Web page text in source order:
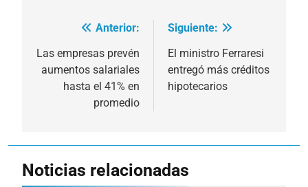
Navegación
de
entradas
Anterior:
Las empresas prevén
aumentos salariales
hasta el 41% en
promedio
Siguiente:
El ministro Ferraresi
entregó más créditos
hipotecarios
Noticias relacionadas